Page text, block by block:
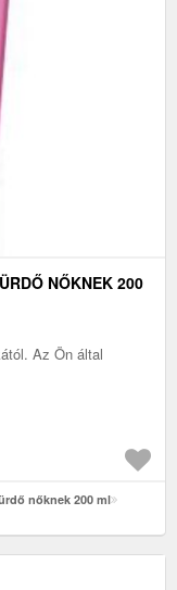
NŐKNEK 200
Az Ön által
nőknek 200 ml